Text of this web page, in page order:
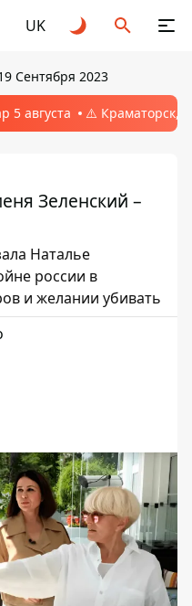
UK
Сентября 2023
5 августа ⚠️ Краматорск,
Зеленский –
Наталье
россии в
и желании убивать